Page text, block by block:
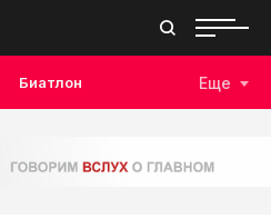
Биатлон Еще